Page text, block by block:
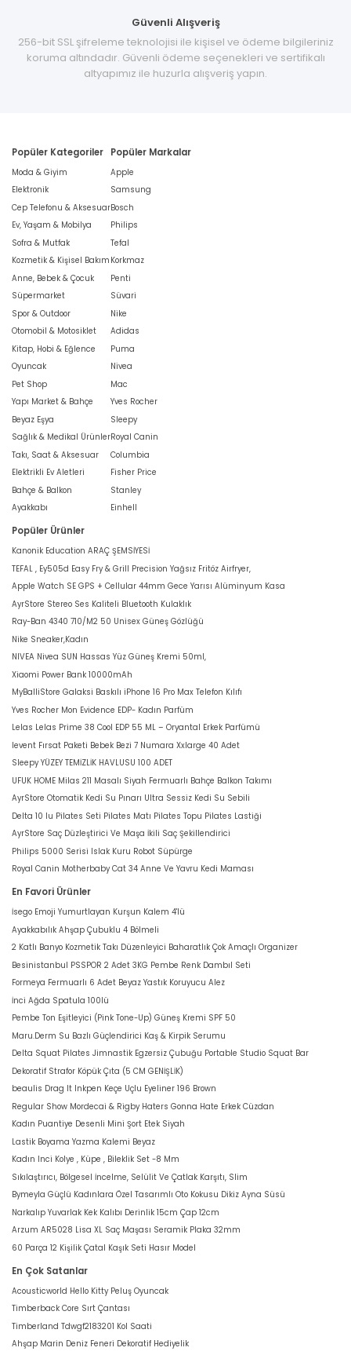
Güvenli Alışveriş
256-bit SSL şifreleme teknolojisi ile kişisel ve ödeme bilgileriniz
koruma altındadır. Güvenli ödeme seçenekleri ve sertifikalı
altyapımız ile huzurla alışveriş yapın.
Popüler Kategoriler
Moda & Giyim
Elektronik
Cep Telefonu & Aksesuar
Ev, Yaşam & Mobilya
Sofra & Mutfak
Kozmetik & Kişisel Bakım
Anne, Bebek & Çocuk
Süpermarket
Spor & Outdoor
Otomobil & Motosiklet
Kitap, Hobi & Eğlence
Oyuncak
Pet Shop
Yapı Market & Bahçe
Beyaz Eşya
Sağlık & Medikal Ürünler
Takı, Saat & Aksesuar
Elektrikli Ev Aletleri
Bahçe & Balkon
Ayakkabı
Popüler Markalar
Apple
Samsung
Bosch
Philips
Tefal
Korkmaz
Penti
Süvari
Nike
Adidas
Puma
Nivea
Mac
Yves Rocher
Sleepy
Royal Canin
Columbia
Fisher Price
Stanley
Einhell
Popüler Ürünler
Kanonik Education ARAÇ ŞEMSİYESİ
TEFAL , Ey505d Easy Fry & Grill Precision Yağsız Fritöz Airfryer,
Apple Watch SE GPS + Cellular 44mm Gece Yarısı Alüminyum Kasa
AyrStore Stereo Ses Kaliteli Bluetooth Kulaklık
Ray-Ban 4340 710/M2 50 Unisex Güneş Gözlüğü
Nike Sneaker,Kadın
NIVEA Nivea SUN Hassas Yüz Güneş Kremi 50ml,
Xiaomi Power Bank 10000mAh
MyBalliStore Galaksi Baskılı iPhone 16 Pro Max Telefon Kılıfı
Yves Rocher Mon Evidence EDP- Kadın Parfüm
Lelas Lelas Prime 38 Cool EDP 55 ML – Oryantal Erkek Parfümü
levent Fırsat Paketi Bebek Bezi 7 Numara Xxlarge 40 Adet
Sleepy YÜZEY TEMİZLİK HAVLUSU 100 ADET
UFUK HOME Milas 211 Masalı Siyah Fermuarlı Bahçe Balkon Takımı
AyrStore Otomatik Kedi Su Pınarı Ultra Sessiz Kedi Su Sebili
Delta 10 lu Pilates Seti Pilates Matı Pilates Topu Pilates Lastiği
AyrStore Saç Düzleştirici Ve Maşa İkili Saç Şekillendirici
Philips 5000 Serisi Islak Kuru Robot Süpürge
Royal Canin Motherbaby Cat 34 Anne Ve Yavru Kedi Maması
En Favori Ürünler
İsego Emoji Yumurtlayan Kurşun Kalem 4'lü
Ayakkabılık Ahşap Çubuklu 4 Bölmeli
2 Katlı Banyo Kozmetik Takı Düzenleyici Baharatlık Çok Amaçlı Organizer
Besinistanbul PSSPOR 2 Adet 3KG Pembe Renk Dambıl Seti
Formeya Fermuarlı 6 Adet Beyaz Yastık Koruyucu Alez
İnci Ağda Spatula 100lü
Pembe Ton Eşitleyici (Pink Tone-Up) Güneş Kremi SPF 50
Maru.Derm Su Bazlı Güçlendirici Kaş & Kirpik Serumu
Delta Squat Pilates Jimnastik Egzersiz Çubuğu Portable Studio Squat Bar
Dekoratif Strafor Köpük Çıta (5 CM GENİŞLİK)
beaulis Drag It Inkpen Keçe Uçlu Eyeliner 196 Brown
Regular Show Mordecai & Rigby Haters Gonna Hate Erkek Cüzdan
Kadın Puantiye Desenli Mini Şort Etek Siyah
Lastik Boyama Yazma Kalemi Beyaz
Kadın Inci Kolye , Küpe , Bileklik Set -8 Mm
Sıkılaştırıcı, Bölgesel İncelme, Selülit Ve Çatlak Karşıtı, Slim
Bymeyla Güçlü Kadınlara Özel Tasarımlı Oto Kokusu Dikiz Ayna Süsü
Narkalıp Yuvarlak Kek Kalıbı Derinlik 15cm Çap 12cm
Arzum AR5028 Lisa XL Saç Maşası Seramik Plaka 32mm
60 Parça 12 Kişilik Çatal Kaşık Seti Hasır Model
En Çok Satanlar
Acousticworld Hello Kitty Peluş Oyuncak
Timberback Core Sırt Çantası
Timberland Tdwgf2183201 Kol Saati
Ahşap Marin Deniz Feneri Dekoratif Hediyelik